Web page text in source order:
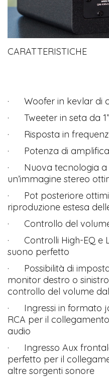
CARATTERISTICHE
· Woofer in kevlar di
· Tweeter in seta da 1”
· Risposta in
· Potenza di
· Nuova tecnologia a
un’immagine stereo
· Pot posteriore
riproduzione estesa
· Controllo del
· Controlli High-EQ e
suono perfetto
· Possibilità di
monitor destro o
controllo del volume
· Ingressi in formato
RCA per il
audio
· Ingresso Aux
perfetto per il
altre sorgenti sonore